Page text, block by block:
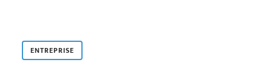
ENTREPRISE